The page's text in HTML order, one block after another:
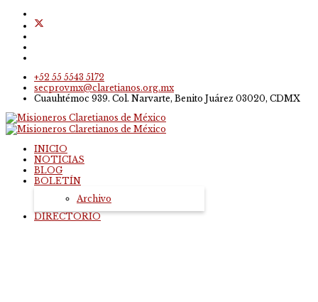
+52 55 5543 5172
secprovmx@claretianos.org.mx
Cuauhtémoc 939. Col. Narvarte, Benito Juárez 03020, CDMX
INICIO
NOTICIAS
BLOG
BOLETÍN
Archivo
DIRECTORIO